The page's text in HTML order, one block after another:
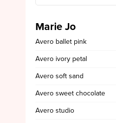
Superfine organics
Mey Nachtmode
Oroblu
PrimaDonna
PrimaDonna Swim
PrimaDonna Twist
Marie Jo
Avero ballet pink
Avero ivory petal
Avero soft sand
Avero sweet chocolate
Avero studio